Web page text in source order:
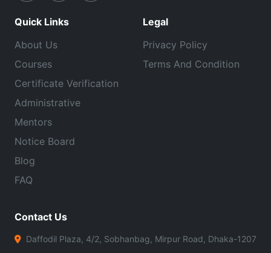
Quick Links
About Us
Courses
Certificate Verification
Administrative
Mentors
Notice Board
Blog
FAQ
Legal
Privacy Policy
Terms And Condition
Contact Us
Daffodil Plaza, 4/2, Sobhanbag, Mirpur Road, Dhaka-1207